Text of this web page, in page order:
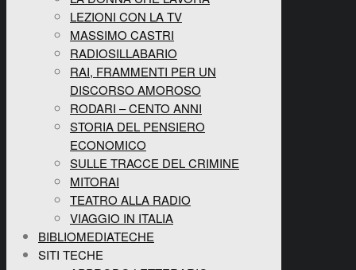
LEZIONI CON LA TV
MASSIMO CASTRI
RADIOSILLABARIO
RAI, FRAMMENTI PER UN
DISCORSO AMOROSO
RODARI – CENTO ANNI
STORIA DEL PENSIERO
ECONOMICO
SULLE TRACCE DEL CRIMINE
MITORAI
TEATRO ALLA RADIO
VIAGGIO IN ITALIA
BIBLIOMEDIATECHE
SITI TECHE